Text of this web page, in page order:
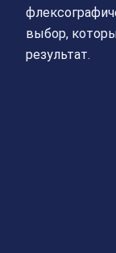
выбор,
результат.